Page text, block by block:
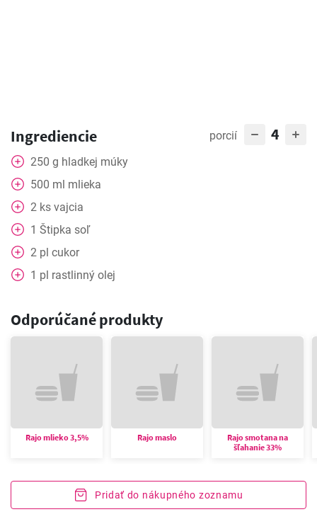
Ingrediencie porcií 4
250 g hladkej múky
500 ml mlieka
2 ks vajcia
1 Štipka soľ
2 pl cukor
1 pl rastlinný olej
Odporúčané produkty
Rajo mlieko 3,5% Rajo maslo
Rajo smotana na
šľahanie 33%
Pridať do nákupného zoznamu